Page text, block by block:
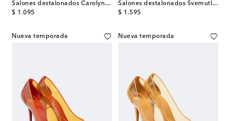
Salones destalonados Carolyne con lunares
$ 1.095
original price
Salones destalonados Svemutlasi florales
$ 1.595
original price
Nueva temporada Nueva temporada